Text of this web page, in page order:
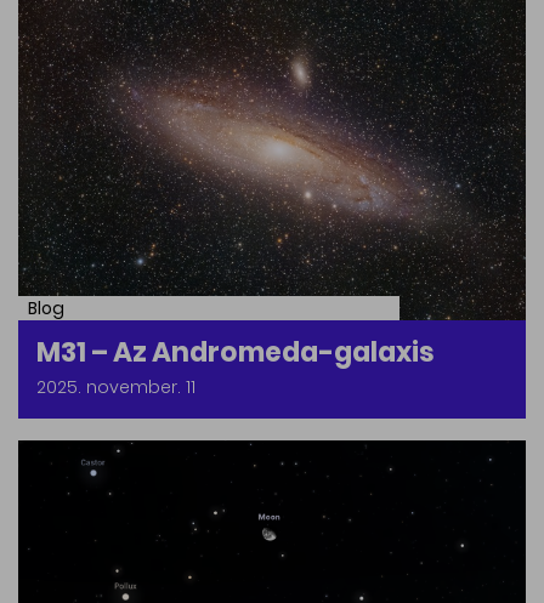
Blog
M31 – Az Andromeda-galaxis
2025. november. 11